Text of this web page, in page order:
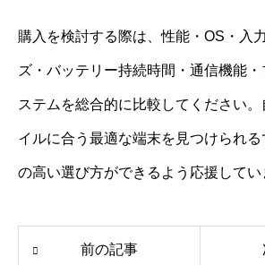
購入を検討する際は、性能・OS・入
ズ・バッテリー持続時間・通信機能
ステムを総合的に比較してください
イルに合う最適な端末を見つけられ
の高い選び方ができるよう応援してい
前の記事